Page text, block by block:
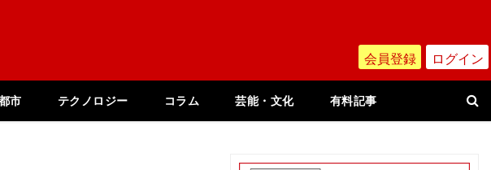
会員登録 ログイン
市 テクノロジー コラム 芸能・文化 有料記事